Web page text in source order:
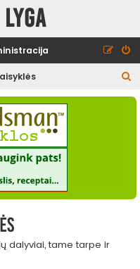
lyga
e
dalyviai, tame tarpe ir